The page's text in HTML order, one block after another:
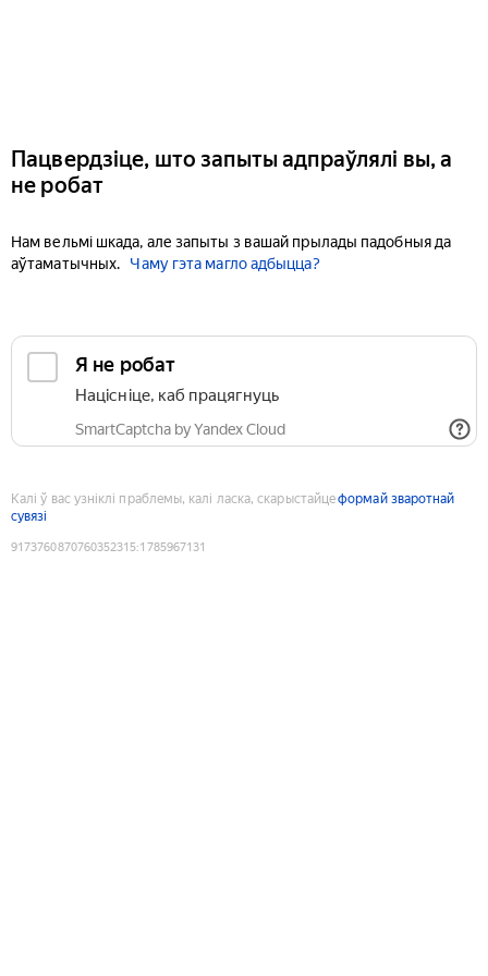
Пацвердзіце, што запыты адпраўлялі вы, а
не робат
Нам вельмі шкада, але запыты з вашай прылады падобныя да
аўтаматычных.
Чаму гэта магло адбыцца?
Я не робат
Націсніце, каб працягнуць
SmartCaptcha by Yandex Cloud
Калі ў вас узніклі праблемы, калі ласка, скарыстайцеформай зваротнай
сувязі
9173760870760352315:1785967131